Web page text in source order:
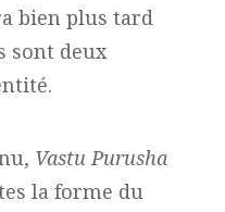
bien plus tard
sont deux
Vastu Purusha
la forme du